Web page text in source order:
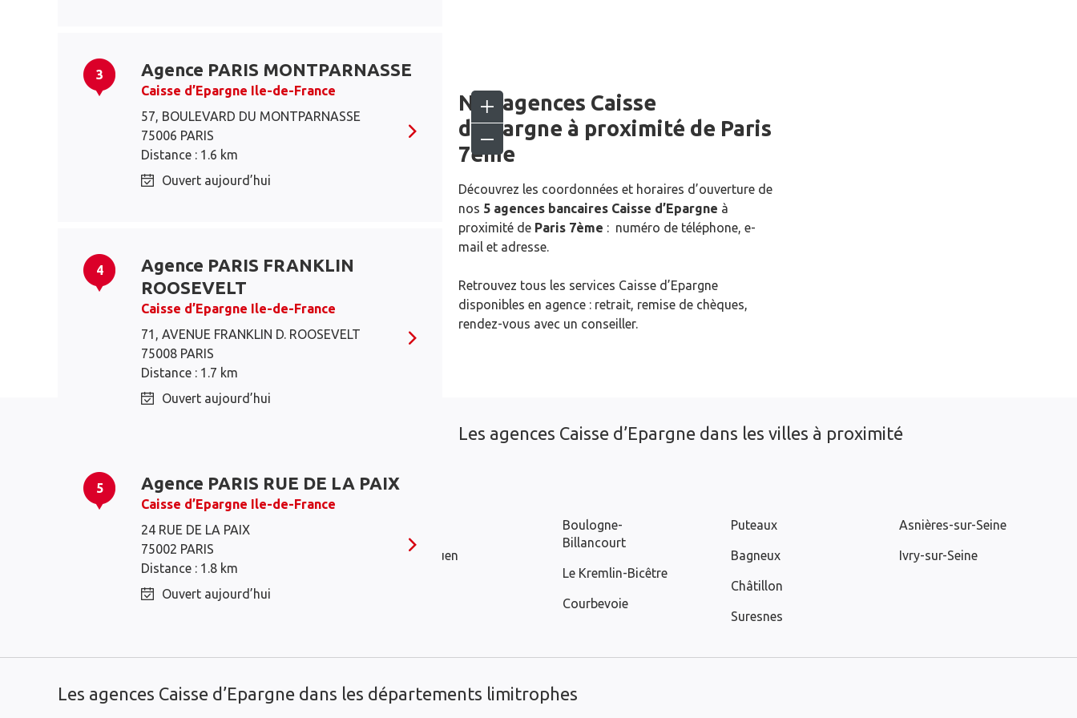
3 Agence PARIS MONTPARNASSE
Caisse d’Epargne Ile-de-France
57, BOULEVARD DU MONTPARNASSE
75006 PARIS
Distance : 1.6 km
Ouvert aujourd’hui
4
Agence PARIS FRANKLIN
ROOSEVELT
Caisse d’Epargne Ile-de-France
71, AVENUE FRANKLIN D. ROOSEVELT
75008 PARIS
Distance : 1.7 km
Ouvert aujourd’hui
5 Agence PARIS RUE DE LA PAIX
Caisse d’Epargne Ile-de-France
24 RUE DE LA PAIX
75002 PARIS
Distance : 1.8 km
Ouvert aujourd’hui
Nos agences Caisse
d’Epargne à proximité de Paris
7ème
Découvrez les coordonnées et horaires d’ouverture de
nos 5 agences bancaires Caisse d’Epargne à
proximité de Paris 7ème : numéro de téléphone, e-
mail et adresse.
Retrouvez tous les services Caisse d’Epargne
disponibles en agence : retrait, remise de chèques,
rendez-vous avec un conseiller.
Les agences Caisse d’Epargne dans les villes à proximité
Neuilly-sur-Seine
Vanves
Clichy
Saint-Ouen
Boulogne-
Billancourt
Le Kremlin-Bicêtre
Courbevoie
Puteaux
Bagneux
Châtillon
Suresnes
Asnières-sur-Seine
Ivry-sur-Seine
Les agences Caisse d’Epargne dans les départements limitrophes